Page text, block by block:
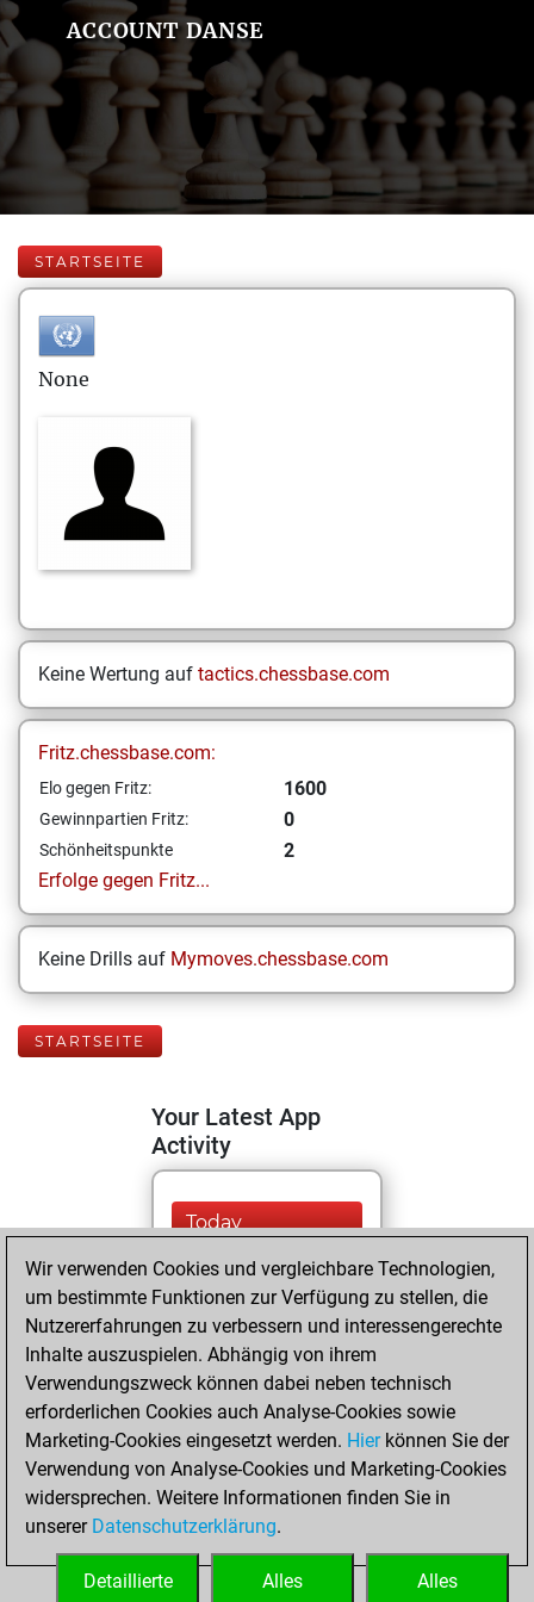
ACCOUNT DANSE
STARTSEITE
None
Keine Wertung auf tactics.chessbase.com
Fritz.chessbase.com:
Elo gegen Fritz: 1600
Gewinnpartien Fritz: 0
Schönheitspunkte
2
Erfolge gegen Fritz...
Keine Drills auf Mymoves.chessbase.com
STARTSEITE
Your Latest App
Activity
Today
You are ranked
#9638 in Fritz by Elo
Fritz
ranked #21328 in
Fritz Beauty
Mittwoch, April
24, 2024
You created
your Fritz account
Wir verwenden Cookies und vergleichbare Technologien,
um bestimmte Funktionen zur Verfügung zu stellen, die
Nutzererfahrungen zu verbessern und interessengerechte
Inhalte auszuspielen. Abhängig von ihrem
Verwendungszweck können dabei neben technisch
erforderlichen Cookies auch Analyse-Cookies sowie
Marketing-Cookies eingesetzt werden. Hierkönnen Sie der
Verwendung von Analyse-Cookies und Marketing-Cookies
widersprechen. Weitere Informationen finden Sie in
unserer Datenschutzerklärung.
Alles
Alles
Detaillierte